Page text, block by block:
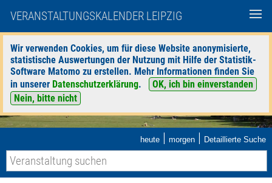
VERANSTALTUNGSKALENDER LEIPZIG
Wir verwenden Cookies, um für diese Website anonymisierte,
statistische Auswertungen der Nutzung mit Hilfe der Statistik-
Software Matomo zu erstellen. Mehr Informationen finden Sie
in unserer Datenschutzerklärung.
OK, ich bin einverstanden
Nein, bitte nicht
heute | morgen | Detaillierte Suche